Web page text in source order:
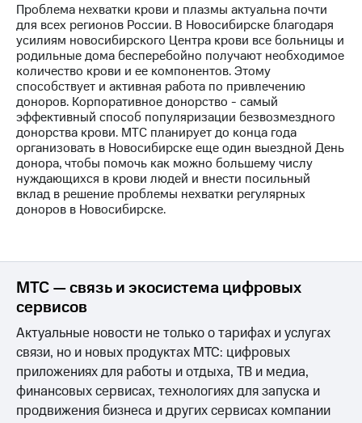
Пригласить
спикера
и акционерам
Корпоративное
управление
Корпоративный
секретарь
Раскрытие
информации
Информация
акционерам
"МТС"
акционеров
Личный
акционера
Акционерный
капитал
Контроль
и
аудит
Проблема нехватки крови и плазмы актуальна почти
для всех регионов России. В Новосибирске благодаря
усилиям новосибирского Центра крови все больницы и
родильные дома бесперебойно получают необходимое
количество крови и ее компонентов. Этому
способствует и активная работа по привлечению
доноров. Корпоративное донорство - самый
эффективный способ популяризации безвозмездного
донорства крови. МТС планирует до конца года
организовать в Новосибирске еще один выездной День
донора, чтобы помочь как можно большему числу
нуждающихся в крови людей и внести посильный
вклад в решение проблемы нехватки регулярных
доноров в Новосибирске.
МТС — связь и экосистема цифровых
сервисов
Актуальные новости не только о тарифах и услугах
связи, но и новых продуктах МТС: цифровых
приложениях для работы и отдыха, ТВ и медиа,
финансовых сервисах, технологиях для запуска и
продвижения бизнеса и других сервисах компании